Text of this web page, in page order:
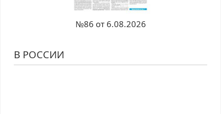
№86 от 6.08.2026
В РОССИИ